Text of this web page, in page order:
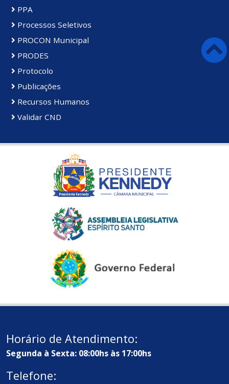
PPA
Processos Seletivos
PROCON Municipal
PRODES
Protocolo
Publicações
Recursos Humanos
Validar CND
Horário de Atendimento:
Segunda à Sexta: 08:00hs às 17:00hs
Telefone: